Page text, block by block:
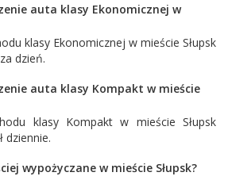
auta klasy Ekonomicznej w
klasy Ekonomicznej w mieście Słupsk
dzień.
auta klasy Kompakt w mieście
klasy Kompakt w mieście Słupsk
dziennie.
wypożyczane w mieście Słupsk?